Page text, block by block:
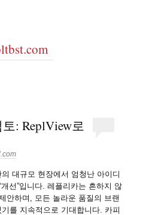
: ReplView로
대규모 현장에서 엄청난 아이디
선”입니다. 레플리카는 흔하지 않
안하며, 모든 놀라운 품질의 브랜
를 지속적으로 기대합니다. 카피